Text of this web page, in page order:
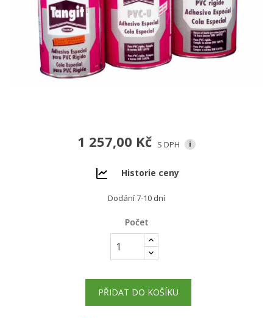
1 257,00 Kč S DPH i
Historie ceny
Dodání 7-10 dní
Počet
PŘIDAT DO KOŠÍKU